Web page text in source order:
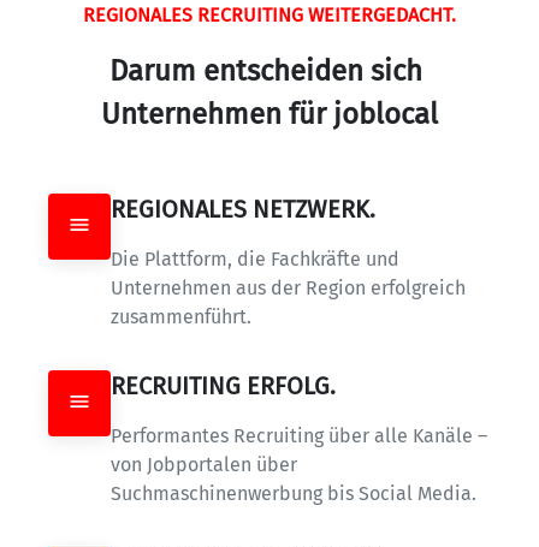
REGIONALES RECRUITING WEITERGEDACHT.
Darum entscheiden sich
Unternehmen für joblocal
REGIONALES NETZWERK.
Die Plattform, die Fachkräfte und
Unternehmen aus der Region erfolgreich
zusammenführt.
RECRUITING ERFOLG.
Performantes Recruiting über alle Kanäle –
von Jobportalen über
Suchmaschinenwerbung bis Social Media.